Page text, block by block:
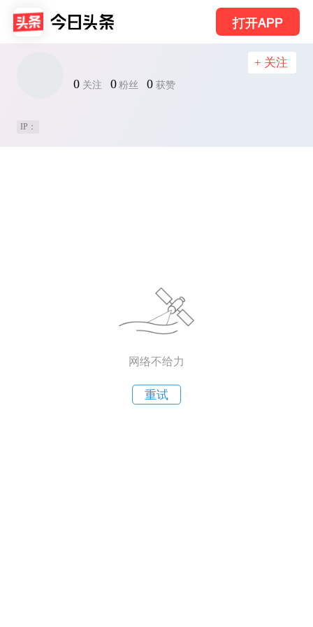
打开APP
0 关注 0 粉丝 0 获赞
+ 关注
IP：
网络不给力
重试